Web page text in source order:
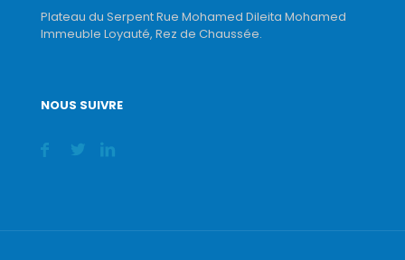
Plateau du Serpent Rue Mohamed Dileita Mohamed
Immeuble Loyauté, Rez de Chaussée.
NOUS SUIVRE